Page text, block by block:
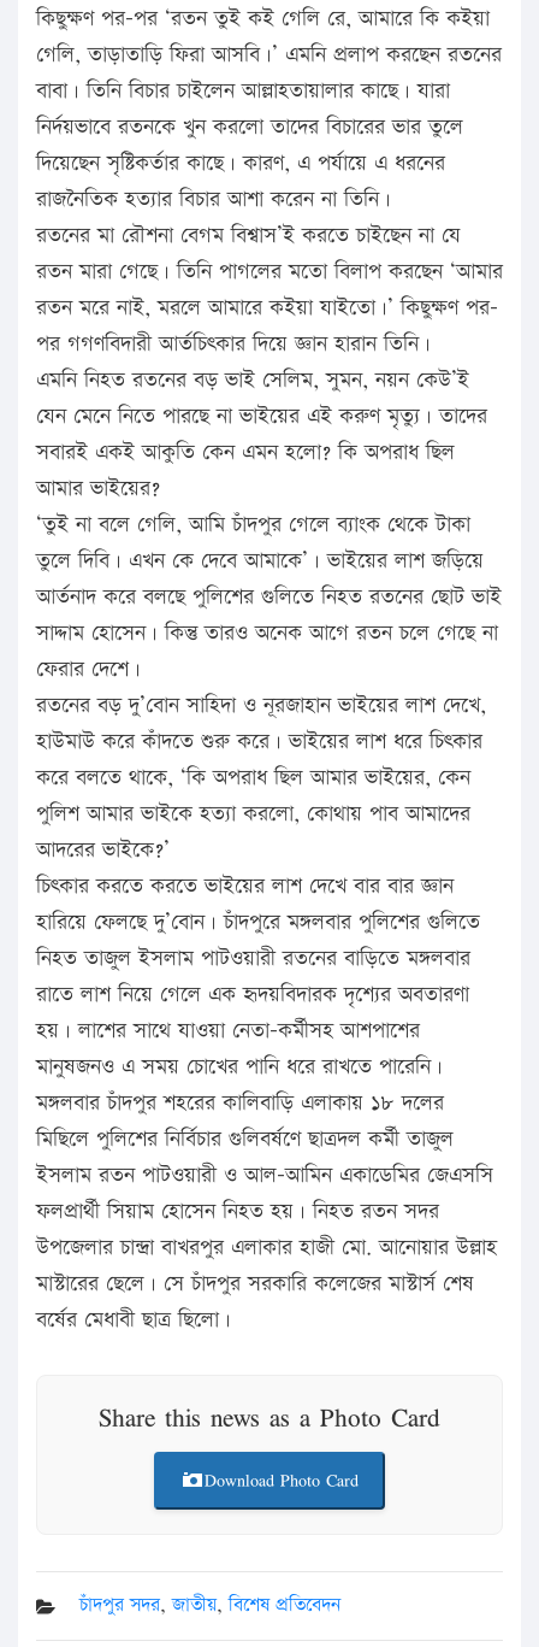
কিছুক্ষণ পর-পর ‘রতন তুই কই গেলি রে, আমারে কি কইয়া
গেলি, তাড়াতাড়ি ফিরা আসবি।’ এমনি প্রলাপ করছেন রতনের
বাবা। তিনি বিচার চাইলেন আল্লাহতায়ালার কাছে। যারা
নির্দয়ভাবে রতনকে খুন করলো তাদের বিচারের ভার তুলে
দিয়েছেন সৃষ্টিকর্তার কাছে। কারণ, এ পর্যায়ে এ ধরনের
রাজনৈতিক হত্যার বিচার আশা করেন না তিনি।
রতনের মা রৌশনা বেগম বিশ্বাস’ই করতে চাইছেন না যে
রতন মারা গেছে। তিনি পাগলের মতো বিলাপ করছেন ‘আমার
রতন মরে নাই, মরলে আমারে কইয়া যাইতো।’ কিছুক্ষণ পর-
পর গগণবিদারী আর্তচিৎকার দিয়ে জ্ঞান হারান তিনি।
এমনি নিহত রতনের বড় ভাই সেলিম, সুমন, নয়ন কেউ’ই
যেন মেনে নিতে পারছে না ভাইয়ের এই করুণ মৃত্যু। তাদের
সবারই একই আকুতি কেন এমন হলো? কি অপরাধ ছিল
আমার ভাইয়ের?
‘তুই না বলে গেলি, আমি চাঁদপুর গেলে ব্যাংক থেকে টাকা
তুলে দিবি। এখন কে দেবে আমাকে’। ভাইয়ের লাশ জড়িয়ে
আর্তনাদ করে বলছে পুলিশের গুলিতে নিহত রতনের ছোট ভাই
সাদ্দাম হোসেন। কিন্তু তারও অনেক আগে রতন চলে গেছে না
ফেরার দেশে।
রতনের বড় দু’বোন সাহিদা ও নূরজাহান ভাইয়ের লাশ দেখে,
হাউমাউ করে কাঁদতে শুরু করে। ভাইয়ের লাশ ধরে চিৎকার
করে বলতে থাকে, ‘কি অপরাধ ছিল আমার ভাইয়ের, কেন
পুলিশ আমার ভাইকে হত্যা করলো, কোথায় পাব আমাদের
আদরের ভাইকে?’
চিৎকার করতে করতে ভাইয়ের লাশ দেখে বার বার জ্ঞান
হারিয়ে ফেলছে দু’বোন। চাঁদপুরে মঙ্গলবার পুলিশের গুলিতে
নিহত তাজুল ইসলাম পাটওয়ারী রতনের বাড়িতে মঙ্গলবার
রাতে লাশ নিয়ে গেলে এক হৃদয়বিদারক দৃশ্যের অবতারণা
হয়। লাশের সাথে যাওয়া নেতা-কর্মীসহ আশপাশের
মানুষজনও এ সময় চোখের পানি ধরে রাখতে পারেনি।
মঙ্গলবার চাঁদপুর শহরের কালিবাড়ি এলাকায় ১৮ দলের
মিছিলে পুলিশের নির্বিচার গুলিবর্ষণে ছাত্রদল কর্মী তাজুল
ইসলাম রতন পাটওয়ারী ও আল-আমিন একাডেমির জেএসসি
ফলপ্রার্থী সিয়াম হোসেন নিহত হয়। নিহত রতন সদর
উপজেলার চান্দ্রা বাখরপুর এলাকার হাজী মো. আনোয়ার উল্লাহ
মাস্টারের ছেলে। সে চাঁদপুর সরকারি কলেজের মাস্টার্স শেষ
বর্ষের মেধাবী ছাত্র ছিলো।
Share this news as a Photo Card
Download Photo Card
চাঁদপুর সদর,জাতীয়,বিশেষ প্রতিবেদন